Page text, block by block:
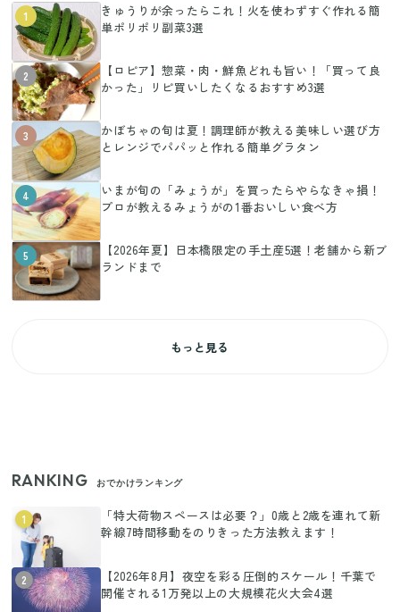
1
きゅうりが余ったらこれ！火を使わずすぐ作れる簡
単ポリポリ副菜3選
2
【ロピア】惣菜・肉・鮮魚どれも旨い！「買って良
かった」リピ買いしたくなるおすすめ3選
3
かぼちゃの旬は夏！調理師が教える美味しい選び方
とレンジでパパッと作れる簡単グラタン
4
いまが旬の「みょうが」を買ったらやらなきゃ損！
プロが教えるみょうがの1番おいしい食べ方
5
【2026年夏】日本橋限定の手土産5選！老舗から新ブ
ランドまで
もっと見る
RANKING おでかけランキング
1
「特大荷物スペースは必要？」0歳と2歳を連れて新
幹線7時間移動をのりきった方法教えます！
2
【2026年8月】夜空を彩る圧倒的スケール！千葉で
開催される1万発以上の大規模花火大会4選